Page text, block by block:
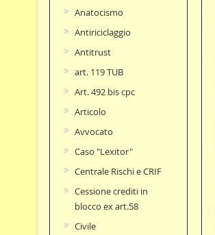
Anatocismo
Antiriciclaggio
Antitrust
art. 119 TUB
Art. 492 bis cpc
Articolo
Avvocato
Caso "Lexitor"
Centrale Rischi e CRIF
Cessione crediti in
blocco ex art.58
Civile